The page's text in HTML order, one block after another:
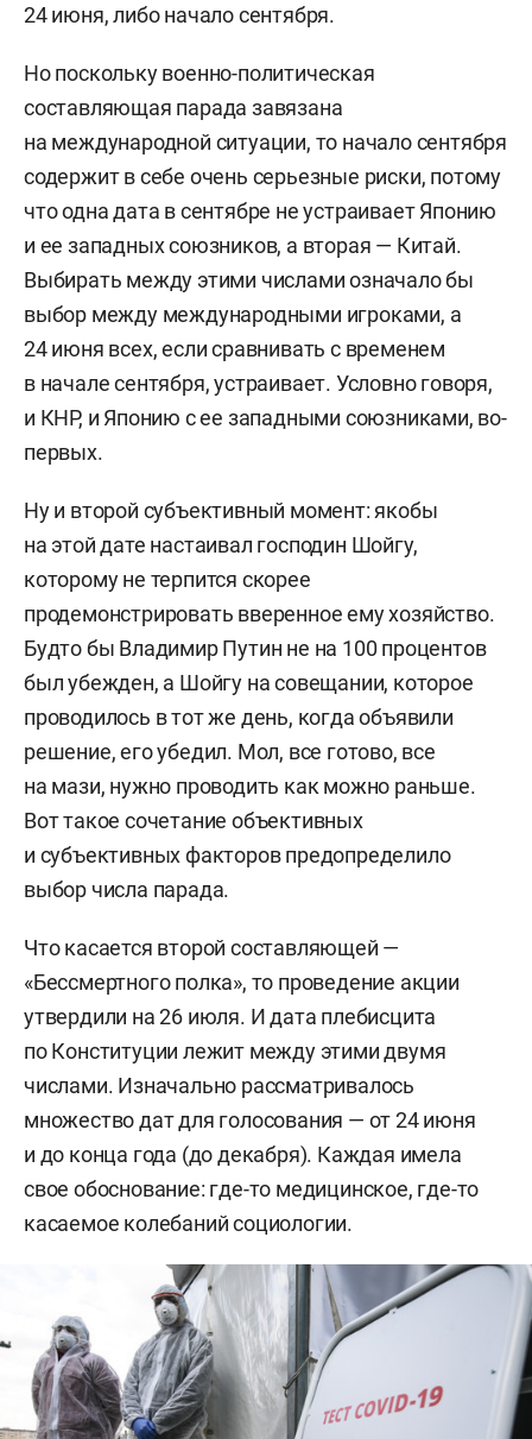
24 июня, либо начало сентября.
Но поскольку военно-политическая
составляющая парада завязана
на международной ситуации, то начало сентября
содержит в себе очень серьезные риски, потому
что одна дата в сентябре не устраивает Японию
и ее западных союзников, а вторая — Китай.
Выбирать между этими числами означало бы
выбор между международными игроками, а
24 июня всех, если сравнивать с временем
в начале сентября, устраивает. Условно говоря,
и КНР, и Японию с ее западными союзниками, во-
первых.
Ну и второй субъективный момент: якобы
на этой дате настаивал господин Шойгу,
которому не терпится скорее
продемонстрировать вверенное ему хозяйство.
Будто бы Владимир Путин не на 100 процентов
был убежден, а Шойгу на совещании, которое
проводилось в тот же день, когда объявили
решение, его убедил. Мол, все готово, все
на мази, нужно проводить как можно раньше.
Вот такое сочетание объективных
и субъективных факторов предопределило
выбор числа парада.
Что касается второй составляющей —
«Бессмертного полка», то проведение акции
утвердили на 26 июля. И дата плебисцита
по Конституции лежит между этими двумя
числами. Изначально рассматривалось
множество дат для голосования — от 24 июня
и до конца года (до декабря). Каждая имела
свое обоснование: где-то медицинское, где-то
касаемое колебаний социологии.